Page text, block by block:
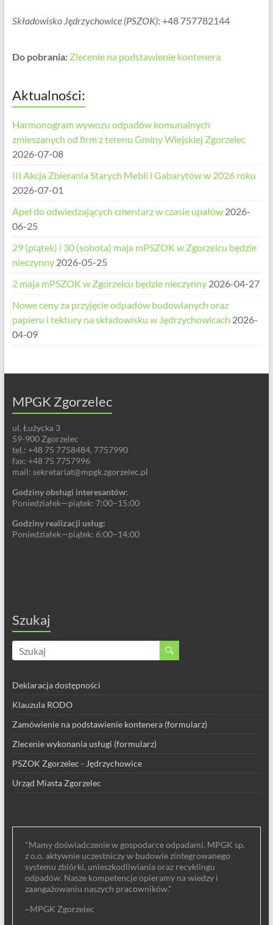
Składowisko Jędrzychowice (PSZOK): +48 757782144
Do pobrania: Zlecenie na podstawienie kontenera
Aktualności:
Harmonogram wywozu odpadów komunalnych
zmieszanych od firm z terenu Gminy Wiejskiej Zgorzelec
2026-07-08
III Akcja Zbierania Starych Mebli i Gabarytów w 2026 roku
2026-07-01
Apel do odwiedzających cmentarz w czasie upałów 2026-
06-25
29 (piątek) i 30 (sobota) maja mPSZOK w Zgorzelcu będzie
nieczynny 2026-05-25
2 maja mPSZOK w Zgorzelcu będzie nieczynny 2026-04-27
Nowe ceny za przyjęcie odpadów budowlanych oraz
papieru i tektury na składowisku w Jędrzychowicach 2026-
04-09
MPGK Zgorzelec
ul. Łużycka 3
59-900 Zgorzelec
tel.: +48 75 7758484, 7757990
fax: +48 75 7757996
mail: sekretariat@mpgk.zgorzelec.pl
Godziny obsługi interesantów:
Poniedziałek—piątek: 7:00–15:00
Godziny realizacji usług:
Poniedziałek—piątek: 6:00–14:00
Szukaj
Deklaracja dostępności
Klauzula RODO
Zamówienie na podstawienie kontenera (formularz)
Zlecenie wykonania usługi (formularz)
PSZOK Zgorzelec - Jędrzychowice
Urząd Miasta Zgorzelec
"Mamy doświadczenie w gospodarce odpadami. MPGK sp.
z o.o. aktywnie uczestniczy w budowie zintegrowanego
systemu zbiórki, unieszkodliwiania oraz recyklingu
odpadów. Nasze kompetencje opieramy na wiedzy i
zaangażowaniu naszych pracowników."
~MPGK Zgorzelec